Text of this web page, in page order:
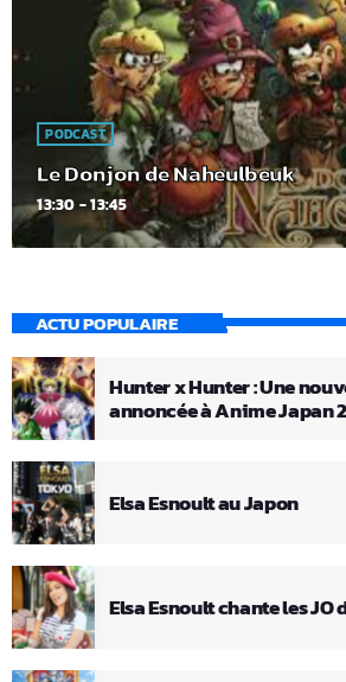
PODCAST
Le Donjon de Naheulbeuk
13:30 - 13:45
ACTU POPULAIRE
Hunter x Hunter : Une
annoncée à Anime Japan
Elsa Esnoult au Japon
Elsa Esnoult chante les JO